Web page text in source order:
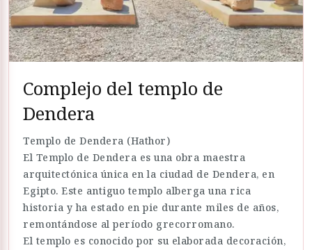
Complejo del templo de
Dendera
Templo de Dendera (Hathor)
El Templo de Dendera es una obra maestra
arquitectónica única en la ciudad de Dendera, en
Egipto. Este antiguo templo alberga una rica
historia y ha estado en pie durante miles de años,
remontándose al período grecorromano.
El templo es conocido por su elaborada decoración,